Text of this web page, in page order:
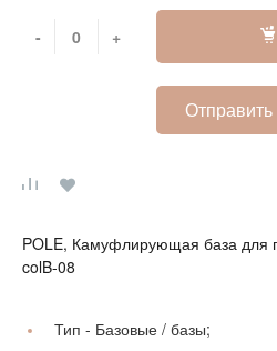
- +
Отправить
POLE, Камуфлирующая база для
colB-08
Тип - Базовые / базы;